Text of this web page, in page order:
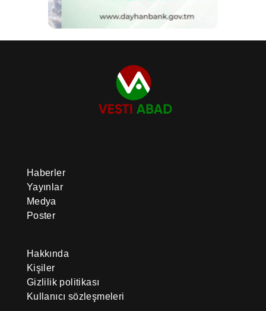
Haberler
Yayınlar
Medya
Poster
Hakkında
Kişiler
Gizlilik politikası
Kullanıcı sözleşmeleri